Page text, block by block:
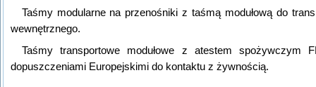
Taśmy modularne na przenośniki z taśmą modułową do
wewnętrznego.
Taśmy transportowe modułowe z atestem spożywczym
dopuszczeniami Europejskimi do kontaktu z żywnością.